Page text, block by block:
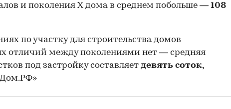
и поколения Х дома в среднем побольше — 108
по участку для строительства домов
отличий между поколениями нет — средняя
под застройку составляет девять соток,